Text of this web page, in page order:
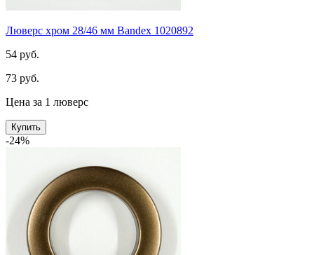
Люверс хром 28/46 мм Bandex 1020892
54 руб.
73 руб.
Цена за 1 люверс
Купить
-24%